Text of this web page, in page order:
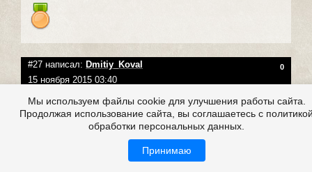
#27 написал: Dmitiy_Koval 0
15 ноября 2015 03:40
Мы используем файлы cookie для улучшения работы сайта.
Продолжая использование сайта, вы соглашаетесь с
обработки персональных данных.
Принимаю